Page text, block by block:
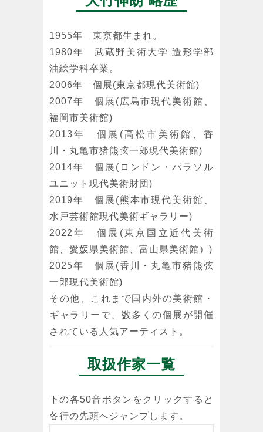
1955年 東京都生まれ。
1980年 武蔵野美術大学 造形学部
油絵学科卒業。
2006年 個展(東京都現代美術館)
2007年 個展(広島市現代美術館、
福岡市美術館)
2013年 個展(高松市美術館、香
川・丸亀市猪熊弦一郎現代美術館)
2014年 個展(ロンドン・パラソル
ユニット現代美術財団)
2019年 個展(熊本市現代美術館、
水戸芸術館現代美術ギャラリー)
2022年 個展(東京国立近代美術
館、愛媛県美術館、富山県美術館）)
2025年 個展(香川・丸亀市猪熊弦
一郎現代美術館)
その他、これまで国内外の美術館・
ギャラリーで、数多くの個展が開催
されている人気アーティスト。
取扱作家一覧
下の各50音ボタンをクリックすると
各行の先頭へジャンプします。